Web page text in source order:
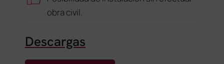
obra civil.
Descargas